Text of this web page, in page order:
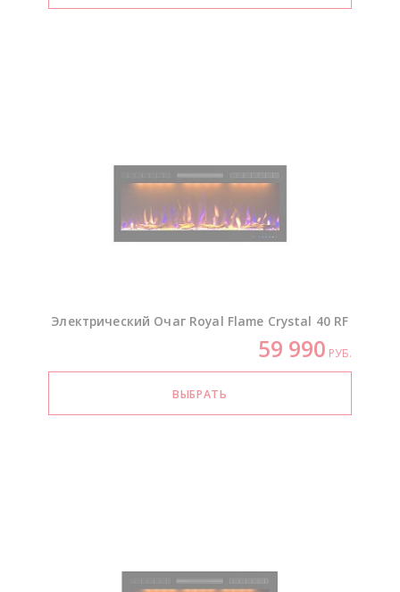
Электрический Очаг Royal Flame Crystal 40 RF
59 990 РУБ.